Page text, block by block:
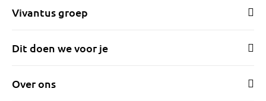
Vivantus groep
Dit doen we voor je
Over ons